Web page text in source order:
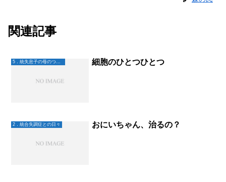
関連記事
5．統失息子の母のつぶやき 細胞のひとつひとつ
2．統合失調症との日々 おにいちゃん、治るの？